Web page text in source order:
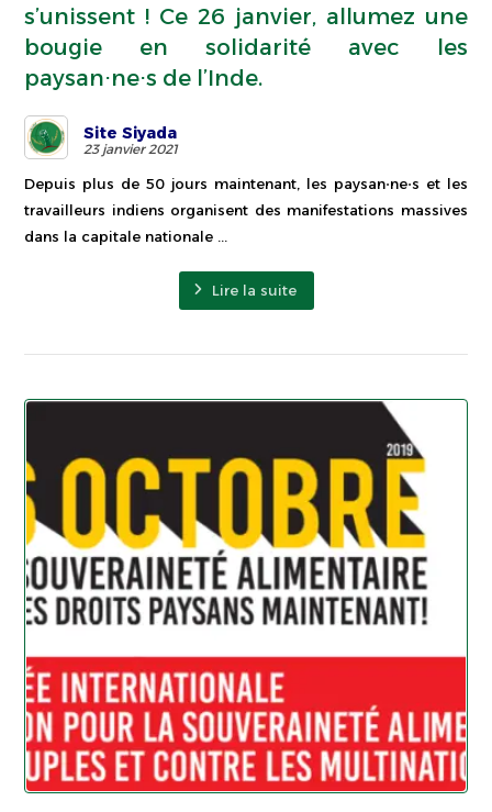
s’unissent ! Ce 26 janvier, allumez une
bougie en solidarité avec les
paysan⋅ne⋅s de l’Inde.
Site Siyada
23 janvier 2021
Depuis plus de 50 jours maintenant, les paysan⋅ne⋅s et les
travailleurs indiens organisent des manifestations massives
dans la capitale nationale ...
Lire la suite